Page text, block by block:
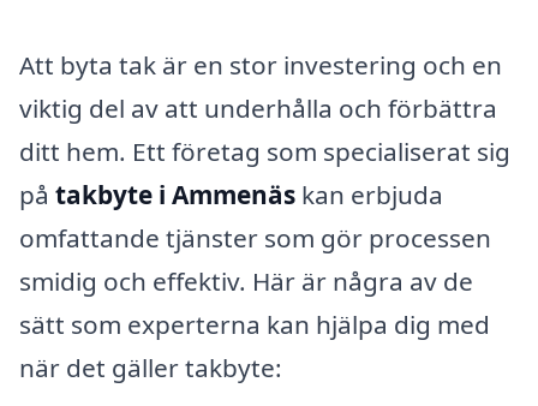
Att byta tak är en stor investering och en
viktig del av att underhålla och förbättra
ditt hem. Ett företag som specialiserat sig
på takbyte i Ammenäs kan erbjuda
omfattande tjänster som gör processen
smidig och effektiv. Här är några av de
sätt som experterna kan hjälpa dig med
när det gäller takbyte: